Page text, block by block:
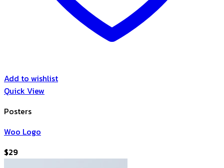
Add to wishlist
Quick View
Posters
Woo Logo
$29